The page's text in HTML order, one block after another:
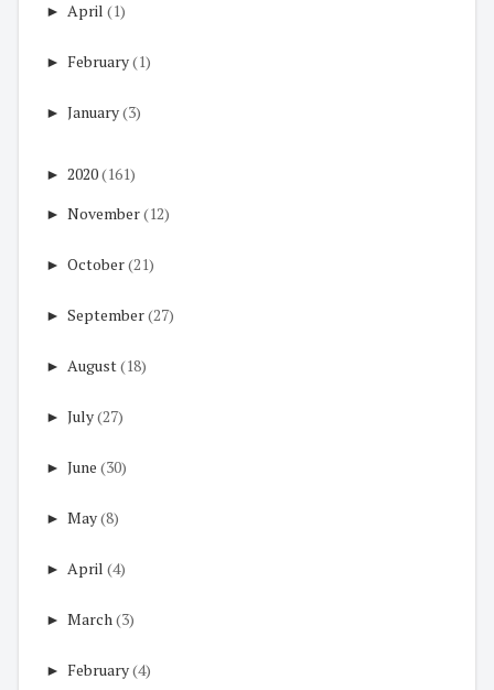
► April (1)
► February(1)
► January(3)
► 2020(161)
► November(12)
► October(21)
► September(27)
► August(18)
► July(27)
► June (30)
► May(8)
► April (4)
► March (3)
► February(4)